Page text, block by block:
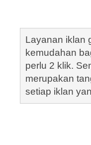
Layanan iklan
kemudahan
perlu 2 klik.
merupakan
setiap iklan